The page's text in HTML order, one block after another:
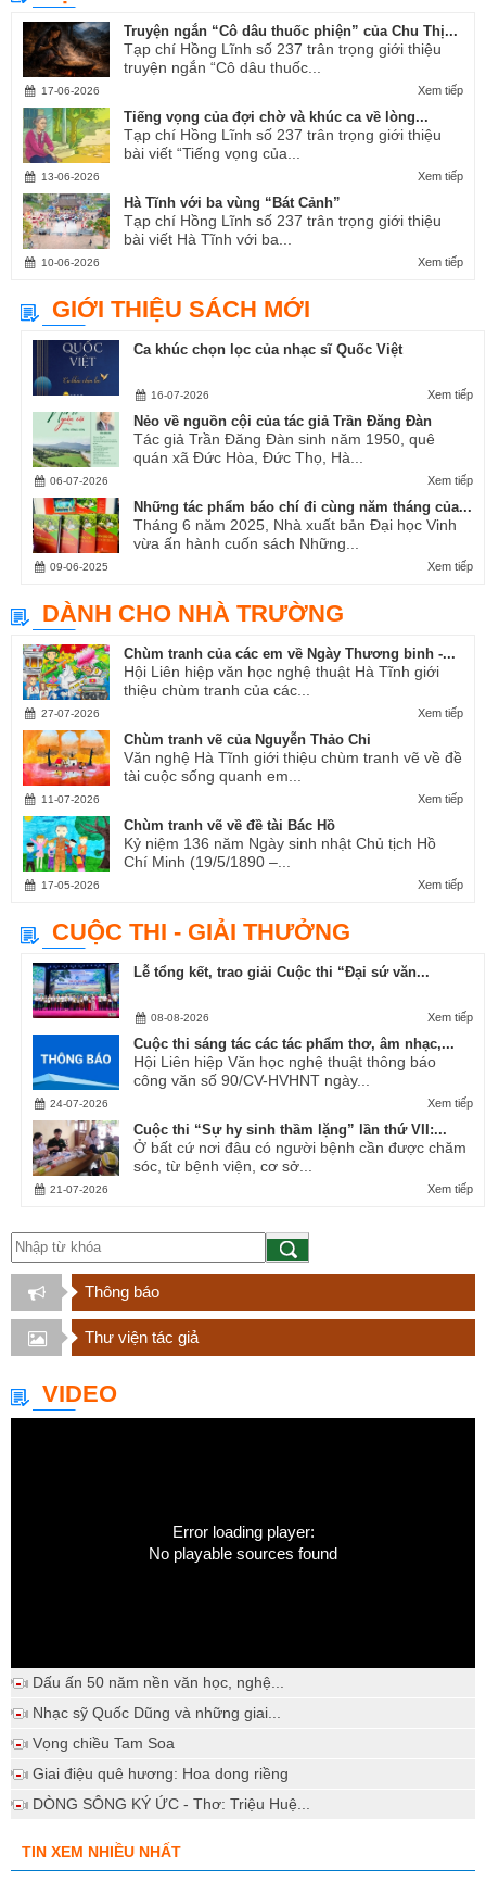
Truyện ngắn “Cô dâu thuốc phiện” của Chu Thị...
Tạp chí Hồng Lĩnh số 237 trân trọng giới thiệu
truyện ngắn “Cô dâu thuốc...
Xem tiếp
17-06-2026
Tiếng vọng của đợi chờ và khúc ca về lòng...
Tạp chí Hồng Lĩnh số 237 trân trọng giới thiệu
bài viết “Tiếng vọng của...
Xem tiếp
13-06-2026
Hà Tĩnh với ba vùng “Bát Cảnh”
Tạp chí Hồng Lĩnh số 237 trân trọng giới thiệu
bài viết Hà Tĩnh với ba...
Xem tiếp
10-06-2026
GIỚI THIỆU SÁCH MỚI
Ca khúc chọn lọc của nhạc sĩ Quốc Việt
Xem tiếp
16-07-2026
Nẻo về nguồn cội của tác giả Trần Đăng Đàn
Tác giả Trần Đăng Đàn sinh năm 1950, quê
quán xã Đức Hòa, Đức Thọ, Hà...
Xem tiếp
06-07-2026
Những tác phẩm báo chí đi cùng năm tháng của...
Tháng 6 năm 2025, Nhà xuất bản Đại học Vinh
vừa ấn hành cuốn sách Những...
Xem tiếp
09-06-2025
DÀNH CHO NHÀ TRƯỜNG
Chùm tranh của các em về Ngày Thương binh -...
Hội Liên hiệp văn học nghệ thuật Hà Tĩnh giới
thiệu chùm tranh của các...
Xem tiếp
27-07-2026
Chùm tranh vẽ của Nguyễn Thảo Chi
Văn nghệ Hà Tĩnh giới thiệu chùm tranh vẽ về đề
tài cuộc sống quanh em...
Xem tiếp
11-07-2026
Chùm tranh vẽ về đề tài Bác Hồ
Kỷ niệm 136 năm Ngày sinh nhật Chủ tịch Hồ
Chí Minh (19/5/1890 –...
Xem tiếp
17-05-2026
CUỘC THI - GIẢI THƯỞNG
Lễ tổng kết, trao giải Cuộc thi “Đại sứ văn...
Xem tiếp
08-08-2026
Cuộc thi sáng tác các tác phẩm thơ, âm nhạc,...
Hội Liên hiệp Văn học nghệ thuật thông báo
công văn số 90/CV-HVHNT ngày...
Xem tiếp
24-07-2026
Cuộc thi “Sự hy sinh thầm lặng” lần thứ VII:...
Ở bất cứ nơi đâu có người bệnh cần được chăm
sóc, từ bệnh viện, cơ sở...
Xem tiếp
21-07-2026
Thông báo
Thư viện tác giả
VIDEO
Error loading player:
No playable sources found
Dấu ấn 50 năm nền văn học, nghệ...
Nhạc sỹ Quốc Dũng và những giai...
Vọng chiều Tam Soa
Giai điệu quê hương: Hoa dong riềng
DÒNG SÔNG KÝ ỨC - Thơ: Triệu Huệ...
TIN XEM NHIỀU NHẤT